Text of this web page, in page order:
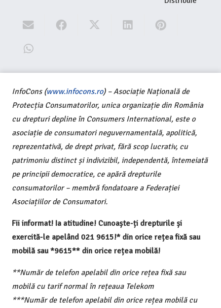
InfoCons (www.infocons.ro) – Asociație Națională de
Protecția Consumatorilor, unica organizație din România
cu drepturi depline în Consumers International, este o
asociație de consumatori neguvernamentală, apolitică,
reprezentativă, de drept privat, fără scop lucrativ, cu
patrimoniu distinct și indivizibil, independentă, întemeiată
pe principii democratice, ce apără drepturile
consumatorilor – membră fondatoare a Federației
Asociațiilor de Consumatori.
Fii informat! Ia atitudine! Cunoaște-ți drepturile și
exercită-le apelând 021 9615!* din orice rețea fixă sau
mobilă sau *9615** din orice rețea mobilă!
**Număr de telefon apelabil din orice rețea fixă sau
mobilă cu tarif normal în rețeaua Telekom
***Număr de telefon apelabil din orice rețea mobilă cu